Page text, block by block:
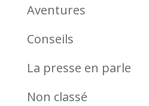
Aventures
Conseils
La presse en parle
Non classé